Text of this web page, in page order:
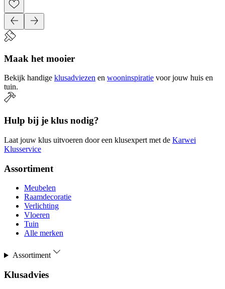
Maak het mooier
Bekijk handige klusadviezen en wooninspiratie voor jouw huis en
tuin.
Hulp bij je klus nodig?
Laat jouw klus uitvoeren door een klusexpert met de Karwei
Klusservice
Assortiment
Meubelen
Raamdecoratie
Verlichting
Vloeren
Tuin
Alle merken
Assortiment
Klusadvies